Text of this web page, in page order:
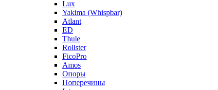
Lux
Yakima (Whispbar)
Atlant
ED
Thule
Rollster
FicoPro
Amos
Опоры
Поперечины